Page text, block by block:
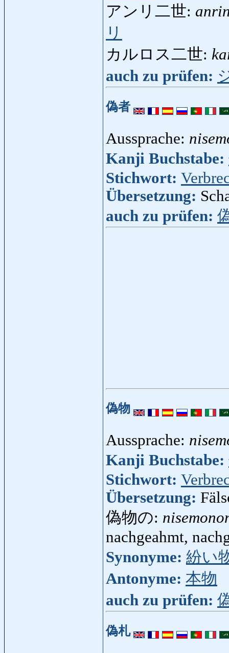
アンリ二世:
リ
カルロス二世:
auch zu prüfen:
偽者
Aussprache:
Kanji Buchstabe:
Stichwort:
Übersetzung:
auch zu prüfen:
偽物
Aussprache:
Kanji Buchstabe:
Stichwort:
Übersetzung:
偽物の:
nachgeahmt,
Synonyme: 紛い
Antonyme: 本物
auch zu prüfen:
偽札